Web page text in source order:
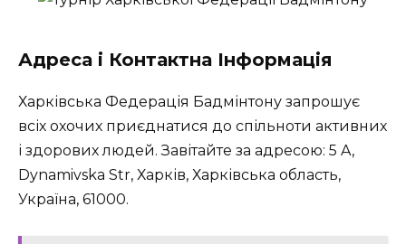
Адреса і Контактна Інформація
Харківська Федерація Бадмінтону запрошує
всіх охочих приєднатися до спільноти активних
і здорових людей. Завітайте за адресою: 5 A,
Dynamivska Str, Харків, Харківська область,
Україна, 61000.